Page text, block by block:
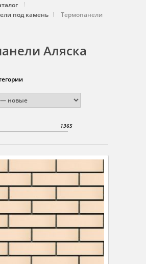
под камень
Термопанели
Аляска